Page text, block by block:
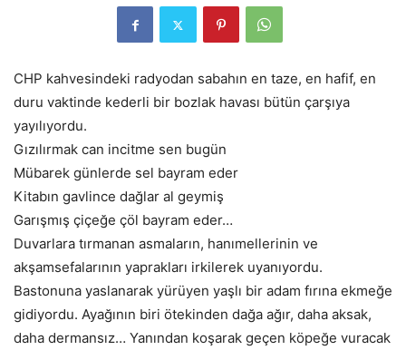
CHP kahvesindeki radyodan sabahın en taze, en hafif, en
duru vaktinde kederli bir bozlak havası bütün çarşıya
yayılıyordu.
Gızılırmak can incitme sen bugün
Mübarek günlerde sel bayram eder
Kitabın gavlince dağlar al geymiş
Garışmış çiçeğe çöl bayram eder…
Duvarlara tırmanan asmaların, hanımellerinin ve
akşamsefalarının yaprakları irkilerek uyanıyordu.
Bastonuna yaslanarak yürüyen yaşlı bir adam fırına ekmeğe
gidiyordu. Ayağının biri ötekinden dağa ağır, daha aksak,
daha dermansız… Yanından koşarak geçen köpeğe vuracak